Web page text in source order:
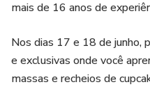
mais de 16 anos de
Nos dias 17 e 18 de junho,
e exclusivas onde você
massas e recheios de